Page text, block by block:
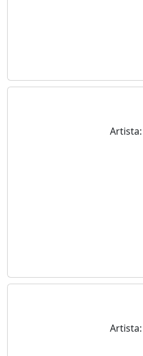
Artista:
Artista: